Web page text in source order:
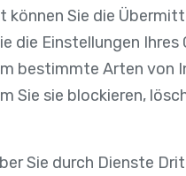
können Sie die
die Einstellungen
bestimmte Arten von
Sie sie blockieren,
Sie durch Dienste